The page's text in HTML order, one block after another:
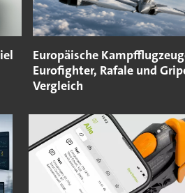
Europäische
Eurofighter, Rafale und
Vergleich